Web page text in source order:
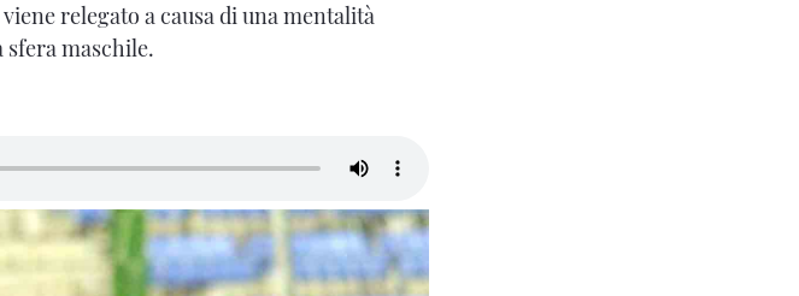
relegato a causa di una mentalità
sfera maschile.